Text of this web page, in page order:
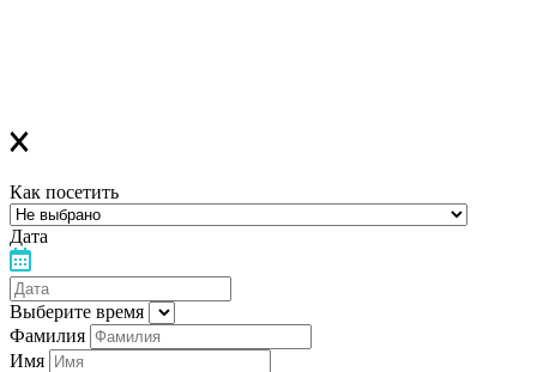
Как посетить
Дата
Выберите время
Фамилия
Имя